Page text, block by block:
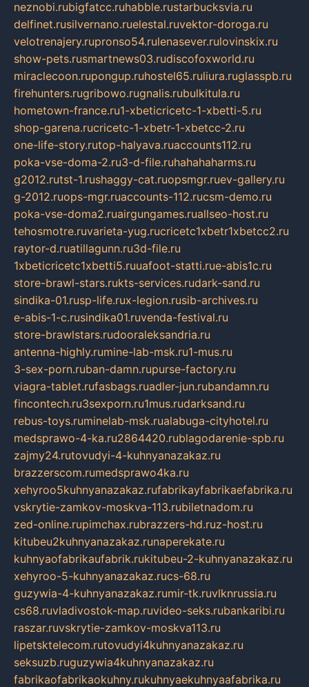
neznobi.rubigfatcc.ruhabble.rustarbucksvia.ru
delfinet.rusilvernano.ruelestal.ruvektor-doroga.ru
velotrenajery.rupronso54.rulenasever.rulovinskix.ru
show-pets.rusmartnews03.rudiscofoxworld.ru
miraclecoon.rupongup.ruhostel65.ruliura.ruglasspb.ru
firehunters.rugribowo.rugnalis.rubulkitula.ru
hometown-france.ru1-xbeticricetc-1-xbetti-5.ru
shop-garena.rucricetc-1-xbetr-1-xbetcc-2.ru
one-life-story.rutop-halyava.ruaccounts112.ru
poka-vse-doma-2.ru3-d-file.ruhahahaharms.ru
g2012.rutst-1.rushaggy-cat.ruopsmgr.ruev-gallery.ru
g-2012.ruops-mgr.ruaccounts-112.rucsm-demo.ru
poka-vse-doma2.ruairgungames.ruallseo-host.ru
tehosmotre.ruvarieta-yug.rucricetc1xbetr1xbetcc2.ru
raytor-d.ruatillagunn.ru3d-file.ru
1xbeticricetc1xbetti5.ruuafoot-statti.rue-abis1c.ru
store-brawl-stars.rukts-services.rudark-sand.ru
sindika-01.rusp-life.rux-legion.rusib-archives.ru
e-abis-1-c.rusindika01.ruvenda-festival.ru
store-brawlstars.rudooraleksandria.ru
antenna-highly.rumine-lab-msk.ru1-mus.ru
3-sex-porn.ruban-damn.rupurse-factory.ru
viagra-tablet.rufasbags.ruadler-jun.rubandamn.ru
fincontech.ru3sexporn.ru1mus.rudarksand.ru
rebus-toys.ruminelab-msk.rualabuga-cityhotel.ru
medsprawo-4-ka.ru2864420.rublagodarenie-spb.ru
zajmy24.rutovudyi-4-kuhnyanazakaz.ru
brazzerscom.rumedsprawo4ka.ru
xehyroo5kuhnyanazakaz.rufabrikayfabrikaefabrika.ru
vskrytie-zamkov-moskva-113.rubiletnadom.ru
zed-online.rupimchax.rubrazzers-hd.ruz-host.ru
kitubeu2kuhnyanazakaz.runaperekate.ru
kuhnyaofabrikaufabrik.rukitubeu-2-kuhnyanazakaz.ru
xehyroo-5-kuhnyanazakaz.rucs-68.ru
guzywia-4-kuhnyanazakaz.rumir-tk.ruvlknrussia.ru
cs68.ruvladivostok-map.ruvideo-seks.rubankaribi.ru
raszar.ruvskrytie-zamkov-moskva113.ru
lipetsktelecom.rutovudyi4kuhnyanazakaz.ru
seksuzb.ruguzywia4kuhnyanazakaz.ru
fabrikaofabrikaokuhny.rukuhnyaekuhnyaafabrika.ru